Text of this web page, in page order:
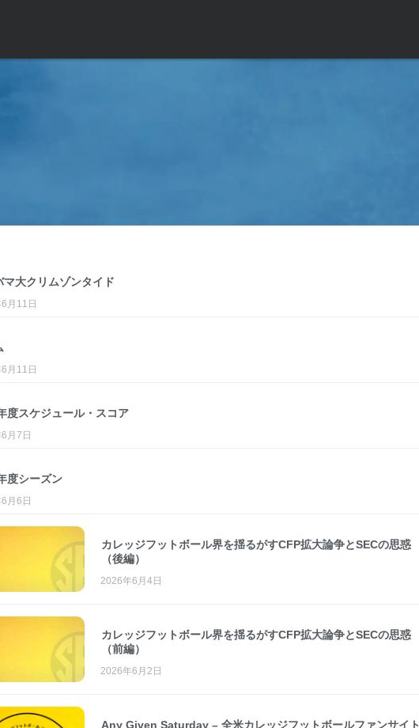
マ大クリムゾンタイド
月11日
月11日
度スケジュール・スコア
月7日
度シーズン
月6日
カレッジフットボール界を揺るがすCFP拡大論争とSECの思惑
（後編）
2026年6月4日
カレッジフットボール界を揺るがすCFP拡大論争とSECの思惑
（前編）
2026年6月2日
Any Given Saturday – 全米カレッジフットボールファンサイト